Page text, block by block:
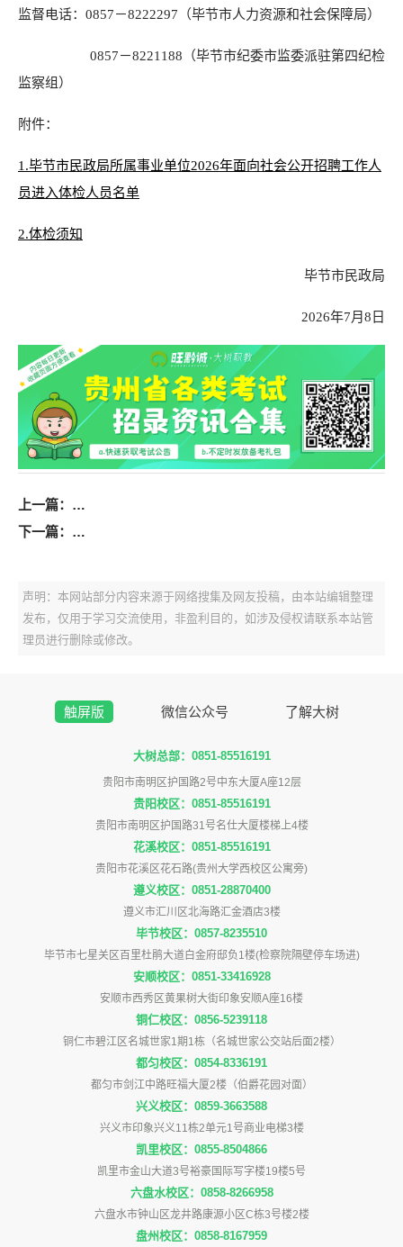
监督电话：0857－8222297（毕节市人力资源和社会保障局）
0857－8221188（毕节市纪委市监委派驻第四纪检
监察组）
附件：
1.毕节市民政局所属事业单位2026年面向社会公开招聘工作人
员进入体检人员名单
2.体检须知
毕节市民政局
2026年7月8日
上一篇：
2026年贵阳贵安统一公开招聘中小学（幼儿园）教师观
下一篇：
2026年六枝特区参加第十四届贵州人才博览会资格复
声明：本网站部分内容来源于网络搜集及网友投稿，由本站编辑整理
发布，仅用于学习交流使用，非盈利目的，如涉及侵权请联系本站管
理员进行删除或修改。
触屏版 微信公众号 了解大树
大树总部：0851-85516191
贵阳市南明区护国路2号中东大厦A座12层
贵阳校区：0851-85516191
贵阳市南明区护国路31号名仕大厦楼梯上4楼
花溪校区：0851-85516191
贵阳市花溪区花石路(贵州大学西校区公寓旁)
遵义校区：0851-28870400
遵义市汇川区北海路汇金酒店3楼
毕节校区：0857-8235510
毕节市七星关区百里杜鹃大道白金府邸负1楼(检察院隔壁停车场进)
安顺校区：0851-33416928
安顺市西秀区黄果树大街印象安顺A座16楼
铜仁校区：0856-5239118
铜仁市碧江区名城世家1期1栋（名城世家公交站后面2楼）
都匀校区：0854-8336191
都匀市剑江中路旺福大厦2楼（伯爵花园对面）
兴义校区：0859-3663588
兴义市印象兴义11栋2单元1号商业电梯3楼
凯里校区：0855-8504866
凯里市金山大道3号裕豪国际写字楼19楼5号
六盘水校区：0858-8266958
六盘水市钟山区龙井路康源小区C栋3号楼2楼
盘州校区：0858-8167959